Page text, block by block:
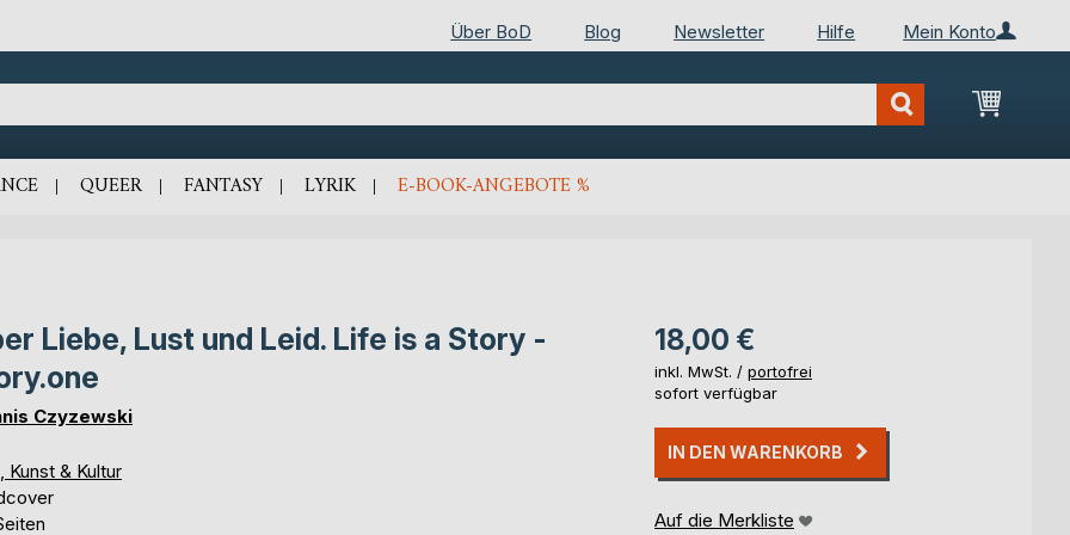
Mein Konto
Über BoD Blog Newsletter Hilfe
Mein
QUEER FANTASY LYRIK E-BOOK-ANGEBOTE %
Liebe, Lust und Leid. Life is a Story -
Czyzewski
Kunst & Kultur
18,00 €
inkl. MwSt. / portofrei
sofort verfügbar
IN DEN WARENKORB
Auf die Merkliste